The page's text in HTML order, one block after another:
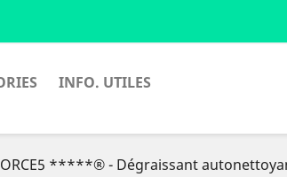
INFO. UTILES
*****® - Dégraissant